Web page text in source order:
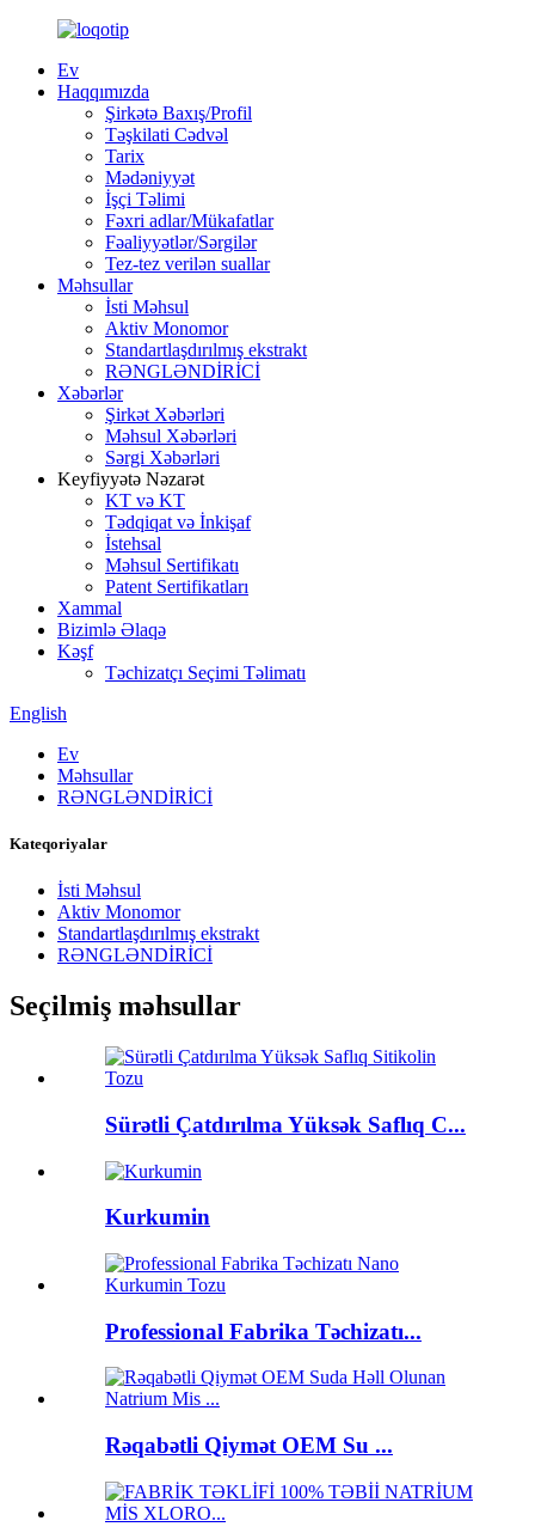
Ev
Haqqımızda
Şirkətə Baxış/Profil
Təşkilati Cədvəl
Tarix
Mədəniyyət
İşçi Təlimi
Fəxri adlar/Mükafatlar
Fəaliyyətlər/Sərgilər
Tez-tez verilən suallar
Məhsullar
İsti Məhsul
Aktiv Monomor
Standartlaşdırılmış ekstrakt
RƏNGLƏNDİRİCİ
Xəbərlər
Şirkət Xəbərləri
Məhsul Xəbərləri
Sərgi Xəbərləri
Keyfiyyətə Nəzarət
KT və KT
Tədqiqat və İnkişaf
İstehsal
Məhsul Sertifikatı
Patent Sertifikatları
Xammal
Bizimlə Əlaqə
Kəşf
Təchizatçı Seçimi Təlimatı
English
Ev
Məhsullar
RƏNGLƏNDİRİCİ
Kateqoriyalar
İsti Məhsul
Aktiv Monomor
Standartlaşdırılmış ekstrakt
RƏNGLƏNDİRİCİ
Seçilmiş məhsullar
Sürətli Çatdırılma Yüksək Saflıq C...
Kurkumin
Professional Fabrika Təchizatı...
Rəqabətli Qiymət OEM Su ...